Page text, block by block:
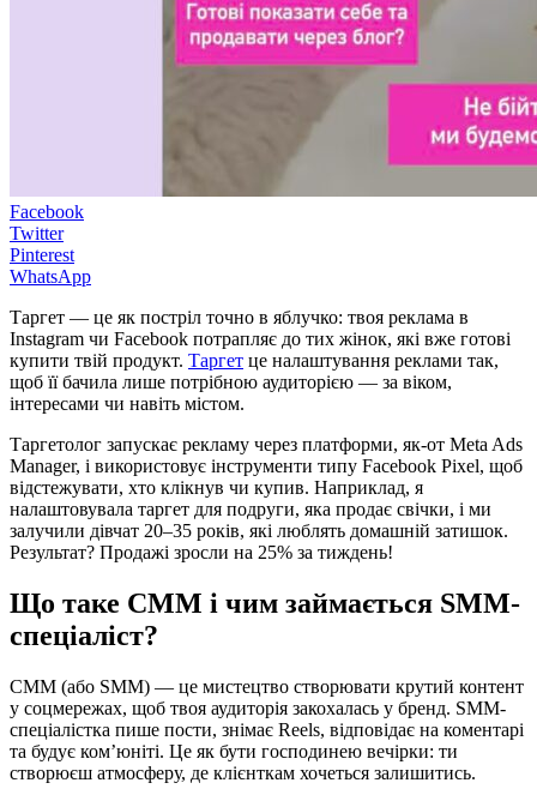
Facebook
Twitter
Pinterest
WhatsApp
Таргет — це як постріл точно в яблучко: твоя реклама в
Instagram чи Facebook потрапляє до тих жінок, які вже готові
купити твій продукт. Таргет це налаштування реклами так,
щоб її бачила лише потрібною аудиторією — за віком,
інтересами чи навіть містом.
Таргетолог запускає рекламу через платформи, як-от Meta Ads
Manager, і використовує інструменти типу Facebook Pixel, щоб
відстежувати, хто клікнув чи купив. Наприклад, я
налаштовувала таргет для подруги, яка продає свічки, і ми
залучили дівчат 20–35 років, які люблять домашній затишок.
Результат? Продажі зросли на 25% за тиждень!
Що таке СММ і чим займається SMM-
спеціаліст?
СММ (або SMM) — це мистецтво створювати крутий контент
у соцмережах, щоб твоя аудиторія закохалась у бренд. SMM-
спеціалістка пише пости, знімає Reels, відповідає на коментарі
та будує ком’юніті. Це як бути господинею вечірки: ти
створюєш атмосферу, де клієнткам хочеться залишитись.